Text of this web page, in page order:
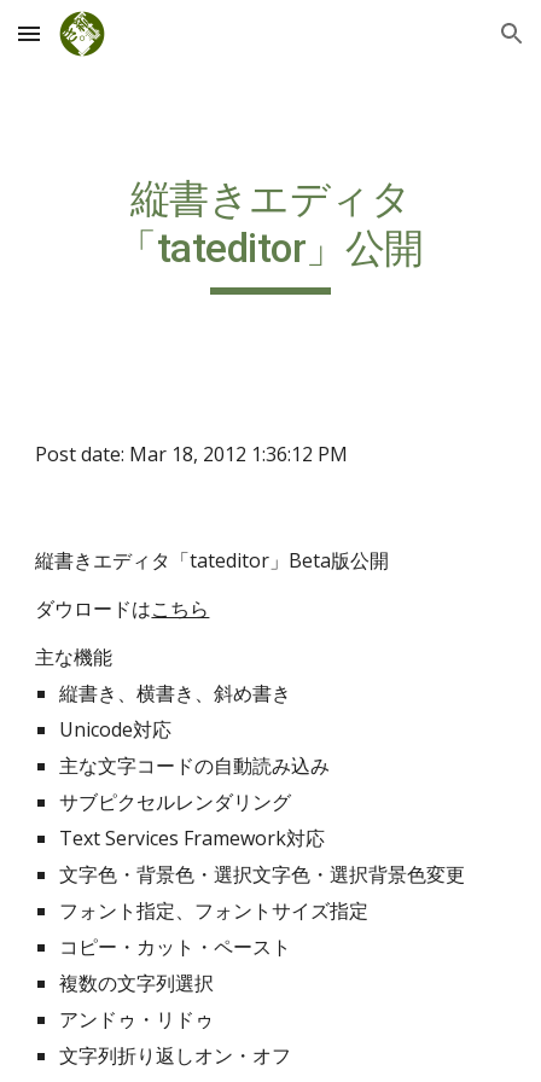
Skip to main content Skip to navigation
縦書きエディタ
「tateditor」公開
Post date: Mar 18, 2012 1:36:12 PM
縦書きエディタ「tateditor」Beta版公開
ダウロードはこちら
主な機能
縦書き、横書き、斜め書き
Unicode対応
主な文字コードの自動読み込み
サブピクセルレンダリング
Text Services Framework対応
文字色・背景色・選択文字色・選択背景色変更
フォント指定、フォントサイズ指定
コピー・カット・ペースト
複数の文字列選択
アンドゥ・リドゥ
文字列折り返しオン・オフ